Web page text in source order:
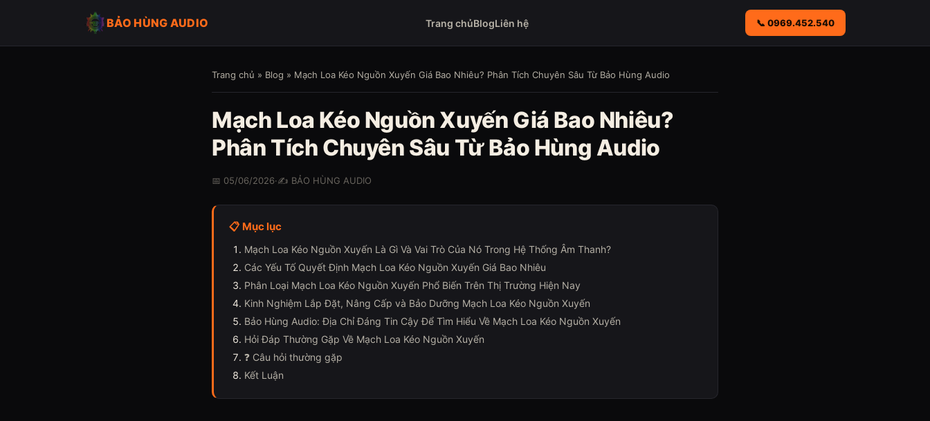
BẢO HÙNG AUDIO Trang chủBlogLiên hệ 📞 0969.452.540
Trang chủ » Blog » Mạch Loa Kéo Nguồn Xuyến Giá Bao Nhiêu? Phân Tích Chuyên Sâu Từ Bảo Hùng Audio
Mạch Loa Kéo Nguồn Xuyến Giá Bao Nhiêu?
Phân Tích Chuyên Sâu Từ Bảo Hùng Audio
📅 05/06/2026·✍️ BẢO HÙNG AUDIO
📋 Mục lục
Mạch Loa Kéo Nguồn Xuyến Là Gì Và Vai Trò Của Nó Trong Hệ Thống Âm Thanh?
Các Yếu Tố Quyết Định Mạch Loa Kéo Nguồn Xuyến Giá Bao Nhiêu
Phân Loại Mạch Loa Kéo Nguồn Xuyến Phổ Biến Trên Thị Trường Hiện Nay
Kinh Nghiệm Lắp Đặt, Nâng Cấp và Bảo Dưỡng Mạch Loa Kéo Nguồn Xuyến
Bảo Hùng Audio: Địa Chỉ Đáng Tin Cậy Để Tìm Hiểu Về Mạch Loa Kéo Nguồn Xuyến
Hỏi Đáp Thường Gặp Về Mạch Loa Kéo Nguồn Xuyến
❓ Câu hỏi thường gặp
Kết Luận